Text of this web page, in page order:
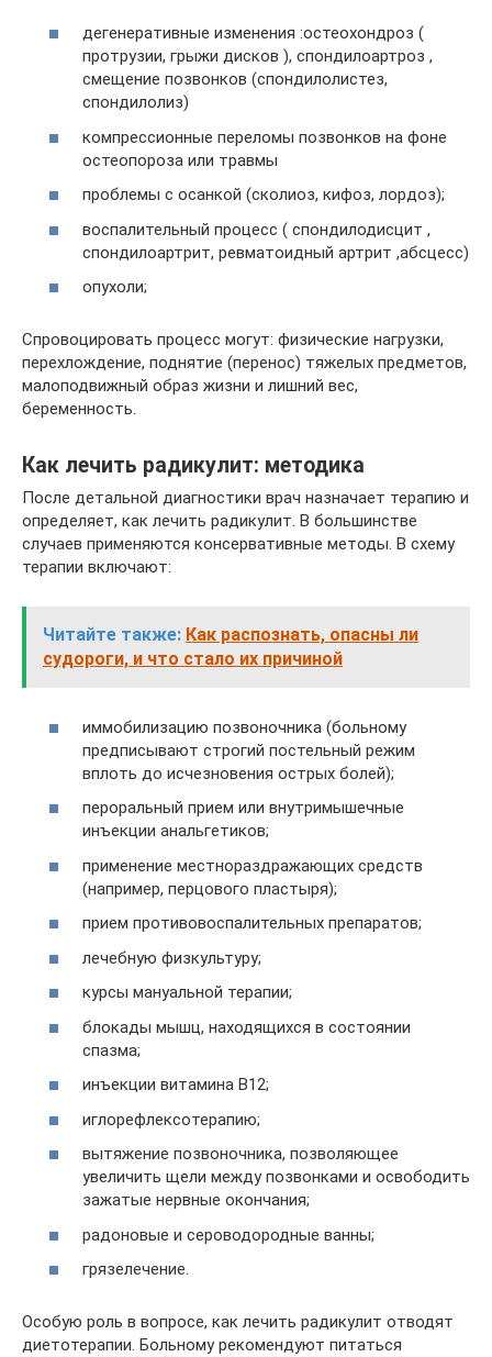
дегенеративные изменения :остеохондроз (
протрузии, грыжи дисков ), спондилоартроз ,
смещение позвонков (спондилолистез,
спондилолиз)
компрессионные переломы позвонков на фоне
остеопороза или травмы
проблемы с осанкой (сколиоз, кифоз, лордоз);
воспалительный процесс ( спондилодисцит ,
спондилоартрит, ревматоидный артрит ,абсцесс)
опухоли;
Спровоцировать процесс могут: физические нагрузки,
перехлождение, поднятие (перенос) тяжелых предметов,
малоподвижный образ жизни и лишний вес,
беременность.
Как лечить радикулит: методика
После детальной диагностики врач назначает терапию и
определяет, как лечить радикулит. В большинстве
случаев применяются консервативные методы. В схему
терапии включают:
Читайте также: Как распознать, опасны ли
судороги, и что стало их причиной
иммобилизацию позвоночника (больному
предписывают строгий постельный режим
вплоть до исчезновения острых болей);
пероральный прием или внутримышечные
инъекции анальгетиков;
применение местнораздражающих средств
(например, перцового пластыря);
прием противовоспалительных препаратов;
лечебную физкультуру;
курсы мануальной терапии;
блокады мышц, находящихся в состоянии
спазма;
инъекции витамина B12;
иглорефлексотерапию;
вытяжение позвоночника, позволяющее
увеличить щели между позвонками и освободить
зажатые нервные окончания;
радоновые и сероводородные ванны;
грязелечение.
Особую роль в вопросе, как лечить радикулит отводят
диетотерапии. Больному рекомендуют питаться